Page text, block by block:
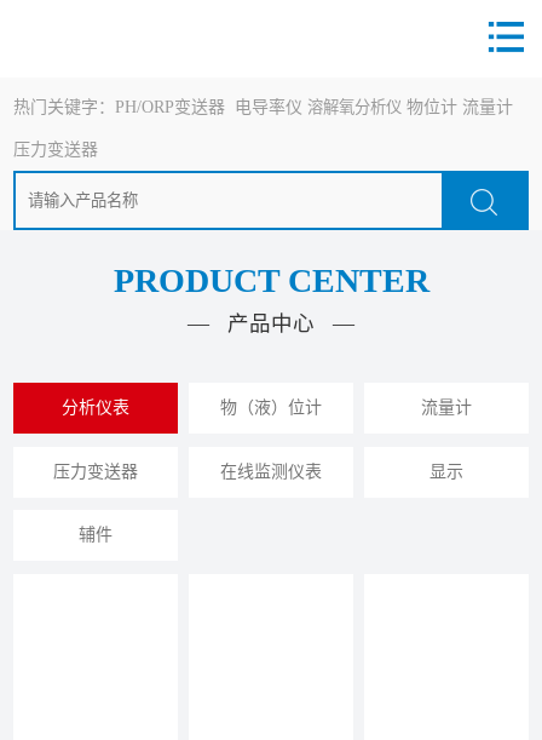
热门关键字：PH/ORP变送器 电导率仪 溶解氧分析仪 物位计 流量计
压力变送器
PRODUCT CENTER
— 产品中心 —
分析仪表 物（液）位计 流量计
压力变送器 在线监测仪表 显示
辅件